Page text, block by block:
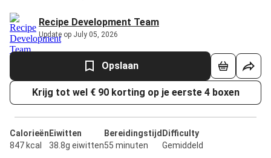
Recipe Development Team
Update op July 05, 2026
Opslaan
Krijg tot wel € 90 korting op je eerste 4 boxen
Calorieën
847 kcal
Eiwitten
38.8g eiwitten
Bereidingstijd
55 minuten
Difficulty
Gemiddeld